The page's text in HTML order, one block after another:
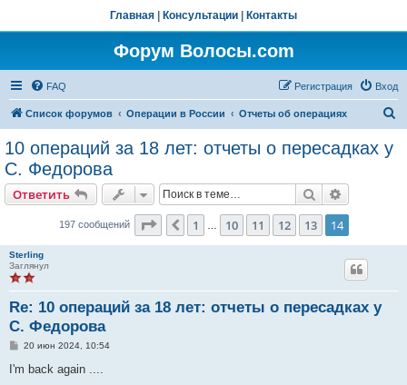
Главная Консультации Контакты
Форум Волосы.com
FAQ Вход
Регистрация
Список форумов Операции в России Отчеты об операциях
10 операций за 18 лет: отчеты о пересадках у
С. Федорова
Ответить Поиск
197 сообщений Страница 14из 14
Пред.
1 10 11 12 13 14
Sterling
Заглянул
Re: 10 операций за 18 лет: отчеты о пересадках у
С. Федорова
С
о
20 июн 2024, 10:54
I'm back again ....